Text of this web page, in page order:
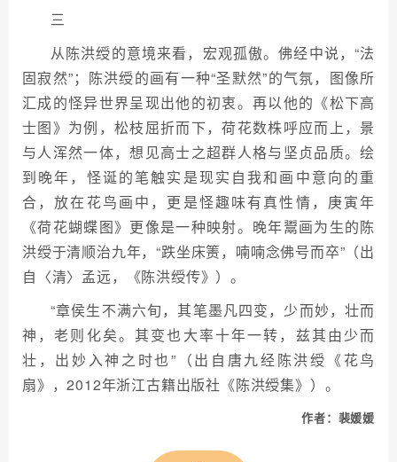
三
从陈洪绶的意境来看，宏观孤傲。佛经中说，“法
固寂然”；陈洪绶的画有一种“圣默然”的气氛，图像所
汇成的怪异世界呈现出他的初衷。再以他的《松下高
士图》为例，松枝屈折而下，荷花数株呼应而上，景
与人浑然一体，想见高士之超群人格与坚贞品质。绘
到晚年，怪诞的笔触实是现实自我和画中意向的重
合，放在花鸟画中，更是怪趣味有真性情，庚寅年
《荷花蝴蝶图》更像是一种映射。晚年鬻画为生的陈
洪绶于清顺治九年，“跌坐床箦，喃喃念佛号而卒”（出
自〈清〉孟远，《陈洪绶传》）。
“章侯生不满六旬，其笔墨凡四变，少而妙，壮而
神，老则化矣。其变也大率十年一转，兹其由少而
壮，出妙入神之时也”（出自唐九经陈洪绶《花鸟
扇》，2012年浙江古籍出版社《陈洪绶集》）。
作者：裴媛媛